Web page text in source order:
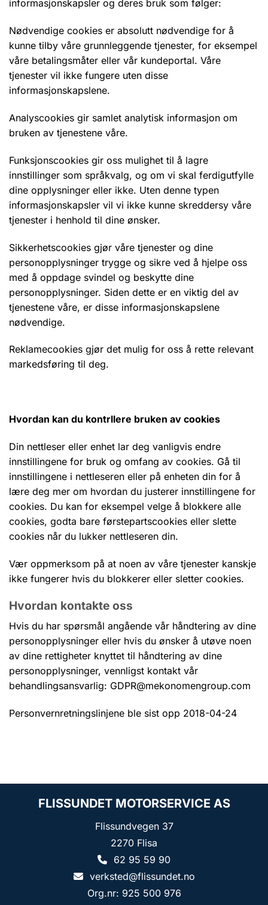
informasjonskapsler og deres bruk som følger:
Nødvendige cookies er absolutt nødvendige for å
kunne tilby våre grunnleggende tjenester, for eksempel
våre betalingsmåter eller vår kundeportal. Våre
tjenester vil ikke fungere uten disse
informasjonskapslene.
Analyscookies gir samlet analytisk informasjon om
bruken av tjenestene våre.
Funksjonscookies gir oss mulighet til å lagre
innstillinger som språkvalg, og om vi skal ferdigutfylle
dine opplysninger eller ikke. Uten denne typen
informasjonskapsler vil vi ikke kunne skreddersy våre
tjenester i henhold til dine ønsker.
Sikkerhetscookies gjør våre tjenester og dine
personopplysninger trygge og sikre ved å hjelpe oss
med å oppdage svindel og beskytte dine
personopplysninger. Siden dette er en viktig del av
tjenestene våre, er disse informasjonskapslene
nødvendige.
Reklamecookies gjør det mulig for oss å rette relevant
markedsføring til deg.
Hvordan kan du kontrllere bruken av cookies
Din nettleser eller enhet lar deg vanligvis endre
innstillingene for bruk og omfang av cookies. Gå til
innstillingene i nettleseren eller på enheten din for å
lære deg mer om hvordan du justerer innstillingene for
cookies. Du kan for eksempel velge å blokkere alle
cookies, godta bare førstepartscookies eller slette
cookies når du lukker nettleseren din.
Vær oppmerksom på at noen av våre tjenester kanskje
ikke fungerer hvis du blokkerer eller sletter cookies.
Hvordan kontakte oss
Hvis du har spørsmål angående vår håndtering av dine
personopplysninger eller hvis du ønsker å utøve noen
av dine rettigheter knyttet til håndtering av dine
personopplysninger, vennligst kontakt vår
behandlingsansvarlig: GDPR@mekonomengroup.com
Personvernretningslinjene ble sist opp 2018-04-24
FLISSUNDET MOTORSERVICE AS
Flissundvegen 37
2270 Flisa
62 95 59 90
verksted@flissundet.no
Org.nr: 925 500 976